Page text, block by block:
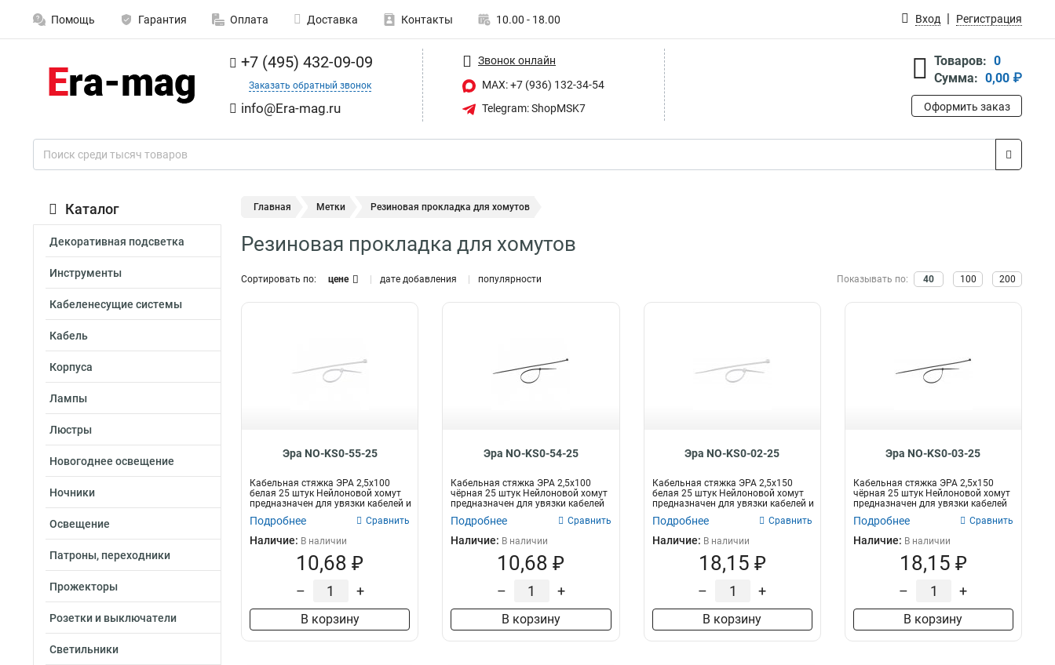
Помощь Гарантия Оплата Доставка Контакты 10.00 - 18.00 Вход Регистрация
+7 (495) 432-09-09
Заказать обратный звонок
info@Era-mag.ru
Звонок онлайн
MAX: +7 (936) 132-34-54
Telegram: ShopMSK7
Товаров: 0
Сумма: 0,00 ₽
Оформить заказ
Каталог
Декоративная подсветка
Инструменты
Кабеленесущие системы
Кабель
Корпуса
Лампы
Люстры
Новогоднее освещение
Ночники
Освещение
Патроны, переходники
Прожекторы
Розетки и выключатели
Светильники
Главная Метки Резиновая прокладка для хомутов
Резиновая прокладка для хомутов
Сортировать по: цене дате добавления популярности Показывать по: 40 100 200
Эра NO-KS0-55-25
Кабельная стяжка ЭРА 2,5х100
белая 25 штук Нейлоновой хомут
предназначен для увязки кабелей и
Подробнее Сравнить
Наличие: В наличии
10,68 ₽
– +
В корзину
Эра NO-KS0-54-25
Кабельная стяжка ЭРА 2,5х100
чёрная 25 штук Нейлоновой хомут
предназначен для увязки кабелей
Подробнее Сравнить
Наличие: В наличии
10,68 ₽
– +
В корзину
Эра NO-KS0-02-25
Кабельная стяжка ЭРА 2,5х150
белая 25 штук Нейлоновой хомут
предназначен для увязки кабелей и
Подробнее Сравнить
Наличие: В наличии
18,15 ₽
– +
В корзину
Эра NO-KS0-03-25
Кабельная стяжка ЭРА 2,5х150
чёрная 25 штук Нейлоновой хомут
предназначен для увязки кабелей
Подробнее Сравнить
Наличие: В наличии
18,15 ₽
– +
В корзину